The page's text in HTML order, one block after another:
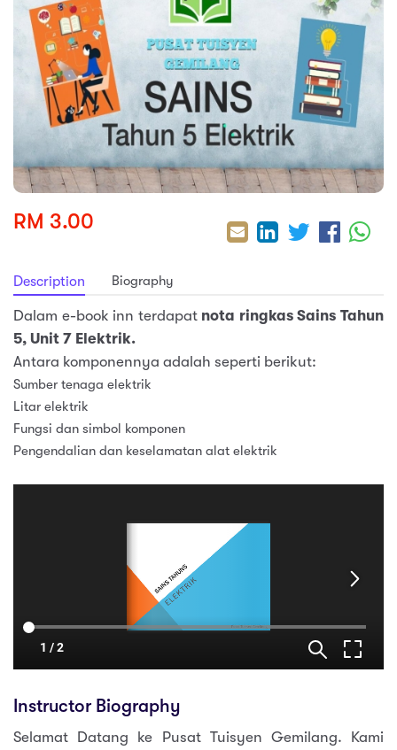
5
& Spirituality
RM 3.00
Description Biography
Dalam e-book inn terdapat nota ringkas Sains Tahun
5, Unit 7 Elektrik.
Antara komponennya adalah seperti berikut:
Sumber tenaga elektrik
Litar elektrik
Fungsi dan simbol komponen
Pengendalian dan keselamatan alat elektrik
Instructor Biography
Selamat Datang ke Pusat Tuisyen Gemilang. Kami